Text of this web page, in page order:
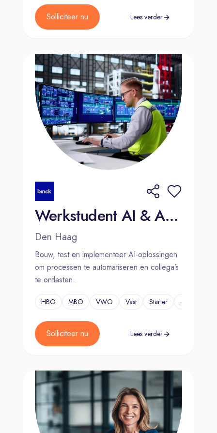
Solliciteer nu Lees verder
Werkstudent AI & Automatisering
Den Haag
Bouw, test en implementeer AI-oplossingen
om processen te automatiseren en collega’s
te ontlasten.
HBO MBO VWO Vast Starter ...
Solliciteer nu Lees verder